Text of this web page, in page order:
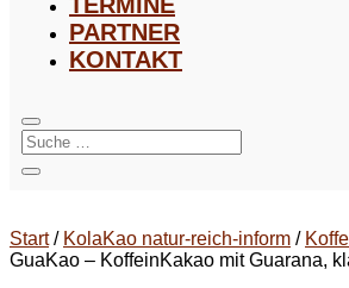
PARTNER
KONTAKT
Start/ KolaKao natur-reich-inform /
GuaKao – KoffeinKakao mit Guarana,